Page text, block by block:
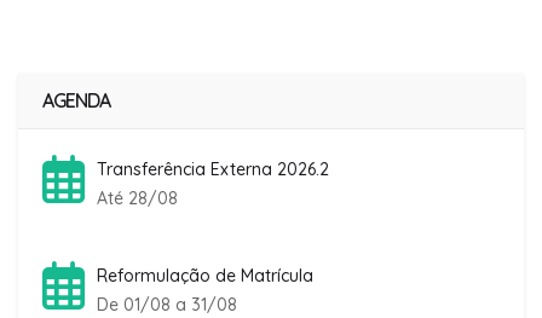
AGENDA
Transferência Externa 2026.2
Até 28/08
Reformulação de Matrícula
De 01/08 a 31/08